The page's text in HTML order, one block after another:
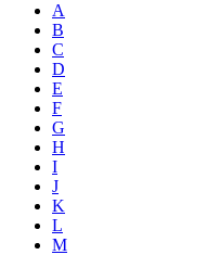
A
B
C
D
E
F
G
H
I
J
K
L
M